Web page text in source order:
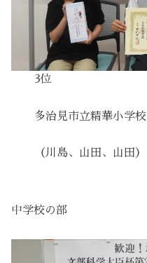
3位
多治見市立精華小学校
（川島、山田、山田）
中学校の部